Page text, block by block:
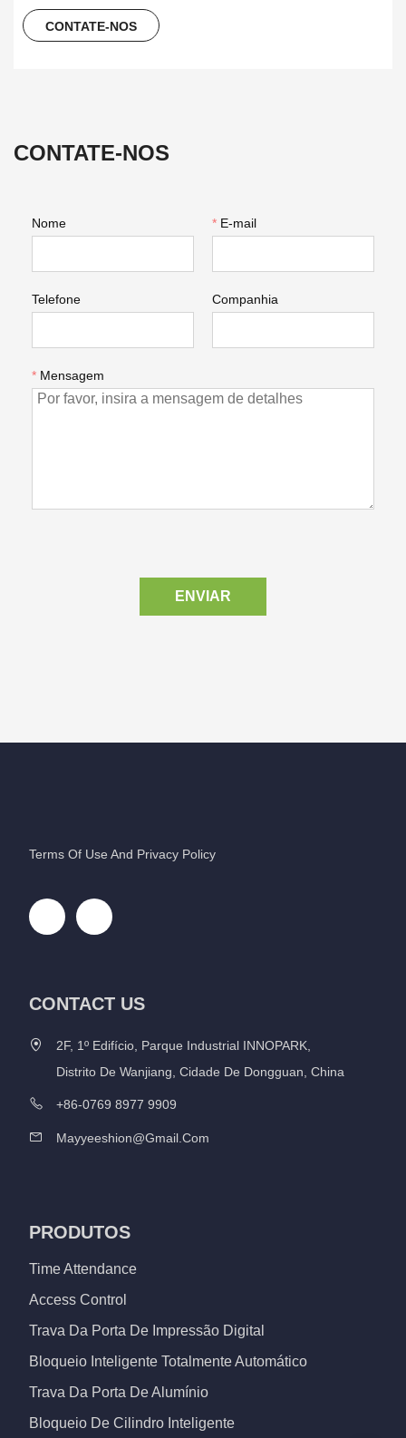
away from home, you can still keep an eye on what’s
happening around your door.
CONTATE-NOS
CONTATE-NOS
Nome * E-mail
Telefone Companhia
* Mensagem
ENVIAR
Terms Of Use And Privacy Policy
CONTACT US
2F, 1º Edifício, Parque Industrial INNOPARK,
Distrito De Wanjiang, Cidade De Dongguan, China
+86-0769 8977 9909
Mayyeeshion@gmail.com
PRODUTOS
Time Attendance
Access Control
Trava Da Porta De Impressão Digital
Bloqueio Inteligente Totalmente Automático
Trava Da Porta De Alumínio
Bloqueio De Cilindro Inteligente